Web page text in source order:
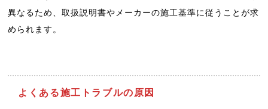
異なるため、取扱説明書やメーカーの施工基準に従うことが求
められます。
よくある施工トラブルの原因